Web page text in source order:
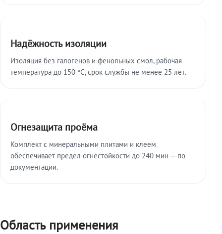
Надёжность изоляции
Изоляция без галогенов и фенольных смол, рабочая
температура до 150 °C, срок службы не менее 25 лет.
Огнезащита проёма
Комплект с минеральными плитами и клеем
обеспечивает предел огнестойкости до 240 мин — по
документации.
Область применения